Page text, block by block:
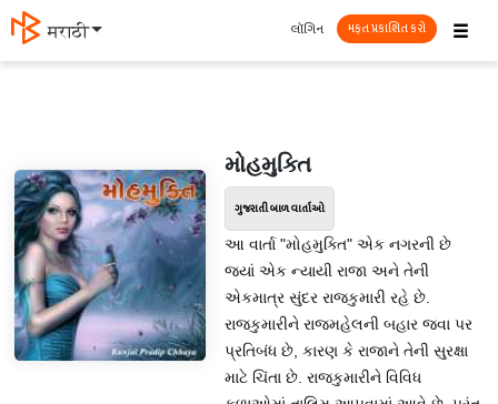
मराठी ☰
લૉગિન મફત પ્રકાશિત કરો
મોહમુક્તિ
ગુજરાતી બાળ વાર્તાઓ
આ વાર્તા "મોહમુક્તિ" એક નગરની છે
જ્યાં એક ન્યાયી રાજા અને તેની
એકમાત્ર સુંદર રાજકુમારી રહે છે.
રાજકુમારીને રાજમહેલની બહાર જવા પર
પ્રતિબંધ છે, કારણ કે રાજાને તેની સુરક્ષા
માટે ચિંતા છે. રાજકુમારીને વિવિધ